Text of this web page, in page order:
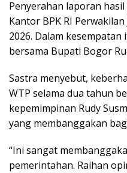
Penyerahan laporan
Kantor BPK RI
2026. Dalam
bersama Bupati Bogor
Sastra menyebut,
WTP selama dua tahun
kepemimpinan Rudy
yang membanggakan
“Ini sangat
pemerintahan. Raihan